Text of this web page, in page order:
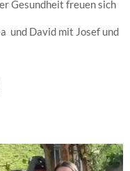
Gesundheit freuen sich
und David mit Josef und